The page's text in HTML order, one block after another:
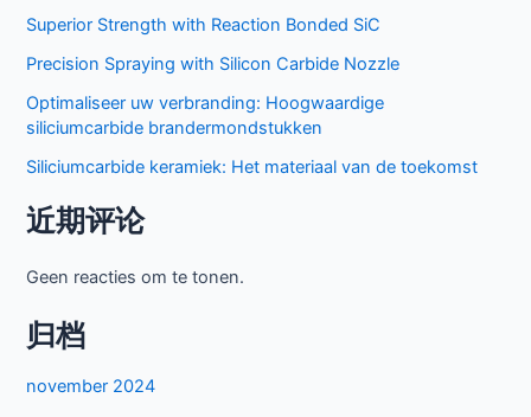
Superior Strength with Reaction Bonded SiC
Precision Spraying with Silicon Carbide Nozzle
Optimaliseer uw verbranding: Hoogwaardige
siliciumcarbide brandermondstukken
Siliciumcarbide keramiek: Het materiaal van de toekomst
近期评论
Geen reacties om te tonen.
归档
november 2024